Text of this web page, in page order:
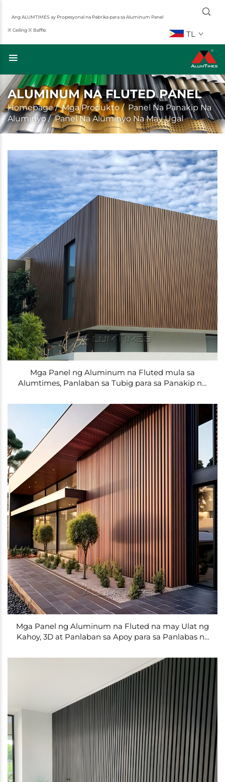
Ang ALUMTIMES ay Propesyonal na Pabrika para sa Aluminum Panel
※ Ceiling ※ Baffle. TL
ALUMINUM NA FLUTED PANEL
Homepage/Mga Produkto/Panel Na Panakip Na
Aluminyo/Panel Na Aluminyo Na May Ugal
Mga Panel ng Aluminum na Fluted mula sa
Alumtimes, Panlaban sa Tubig para sa Panakip ng
Mga Panel ng Aluminum na Fluted na may Ulat ng
Kahoy, 3D at Panlaban sa Apoy para sa Panlabas na